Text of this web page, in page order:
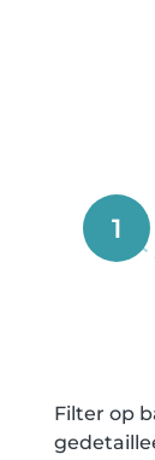
1
Filter op